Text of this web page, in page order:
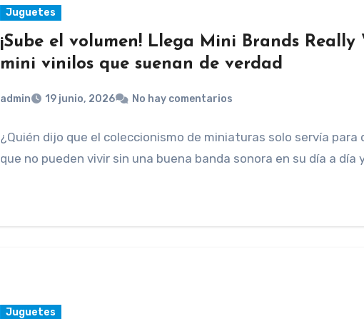
Juguetes
¡Sube el volumen! Llega Mini Brands Really
mini vinilos que suenan de verdad
admin 19 junio, 2026 No hay comentarios
¿Quién dijo que el coleccionismo de miniaturas solo servía para
que no pueden vivir sin una buena banda sonora en su día a día
Juguetes